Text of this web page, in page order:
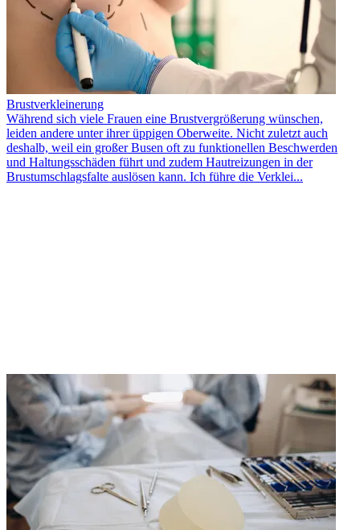
Brustverkleinerung
Während sich viele Frauen eine Brustvergrößerung wünschen,
leiden andere unter ihrer üppigen Oberweite. Nicht zuletzt auch
deshalb, weil ein großer Busen oft zu funktionellen Beschwerden
und Haltungsschäden führt und zudem Hautreizungen in der
Brustumschlagsfalte auslösen kann. Ich führe die Verklei...